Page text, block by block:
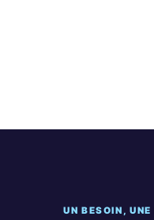
UN BESOIN,